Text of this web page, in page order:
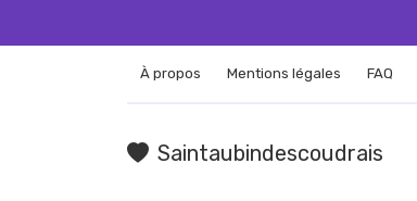
À propos Mentions légales FAQ
Saintaubindescoudrais